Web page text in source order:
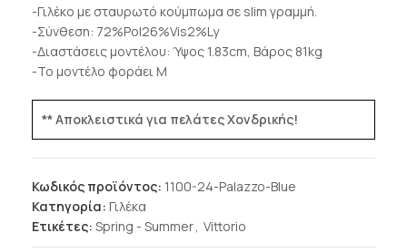
-Γιλέκο με σταυρωτό κούμπωμα σε slim γραμμή.
-Σύνθεση: 72%Pol26%Vis2%Ly
-Διαστάσεις μοντέλου: Ύψος 1.83cm, Βάρος 81kg
-Το μοντέλο φοράει M
** Αποκλειστικά για πελάτες Χονδρικής!
Κωδικός προϊόντος: 1100-24-Palazzo-Blue
Κατηγορία: Γιλέκα
Ετικέτες: Spring - Summer, Vittorio